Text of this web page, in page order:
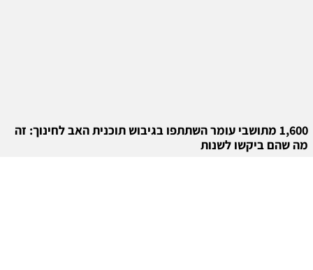
1,600 מתושבי עומר השתתפו בגיבוש תוכנית האב לחינוך: זה
מה שהם ביקשו לשנות